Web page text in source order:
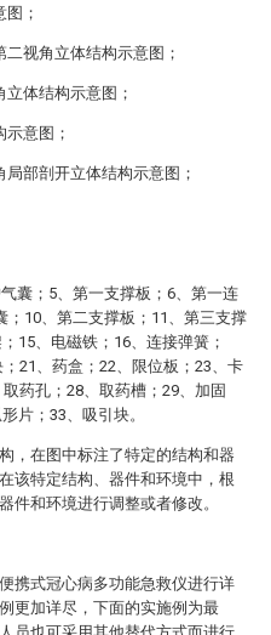
；
视角立体结构示意图；
体结构示意图；
意图；
部剖开立体结构示意图；
囊；5、第一支撑板；6、第一连
10、第二支撑板；11、第三支撑
15、电磁铁；16、连接弹簧；
21、药盒；22、限位板；23、卡
药孔；28、取药槽；29、加固
片；33、吸引块。
，在图中标注了特定的结构和器
该特定结构、器件和环境中，根
件和环境进行调整或者修改。
携式冠心病多功能急救仪进行详
更加详尽，下面的实施例为最